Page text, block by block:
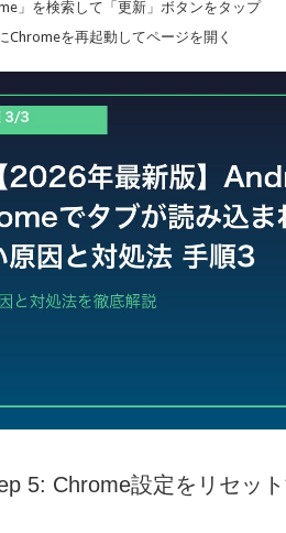
」を検索して「更新」ボタンをタップ
Chromeを再起動してページを開く
5: Chrome設定をリセッ